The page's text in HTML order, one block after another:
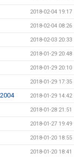
2018-02-04 19:17
2018-02-04 08:26
2018-02-03 20:33
2018-01-29 20:48
2018-01-29 20:10
2018-01-29 17:35
2018-01-29 14:42
2018-01-28 21:51
2018-01-27 19:49
2018-01-20 18:55
2018-01-20 18:41